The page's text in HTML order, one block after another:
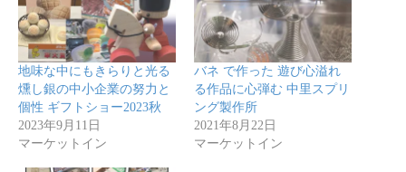
地味な中にもきらりと光る
燻し銀の中小企業の努力と
個性 ギフトショー2023秋
2023年9月11日
マーケットイン
バネ で作った 遊び心溢れ
る作品に心弾む 中里スプリ
ング製作所
2021年8月22日
マーケットイン